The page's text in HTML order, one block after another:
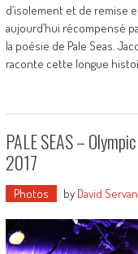
d’isolement et de remise
aujourd’hui récompensé
la poésie de Pale Seas.
raconte cette longue
PALE SEAS –
2017
Photos by David